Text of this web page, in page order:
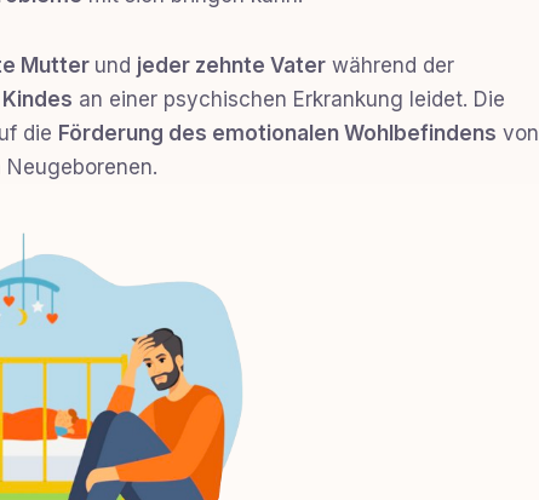
Mutter und jeder zehnte Vaterwährend der
an einer psychischen Erkrankung leidet. Die
die Förderung des emotionalen Wohlbefindens von
Neugeborenen.